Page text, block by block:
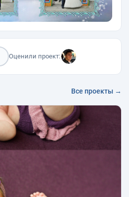
Оценили проект:
Все проекты →